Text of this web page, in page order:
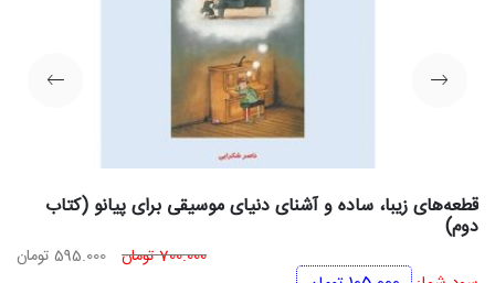
قطعه‌های زیبا، ساده و آشنای دنیای موسیقی برای پیانو (کتاب
دوم)
700.000تومان قیمت
595.000 تومان